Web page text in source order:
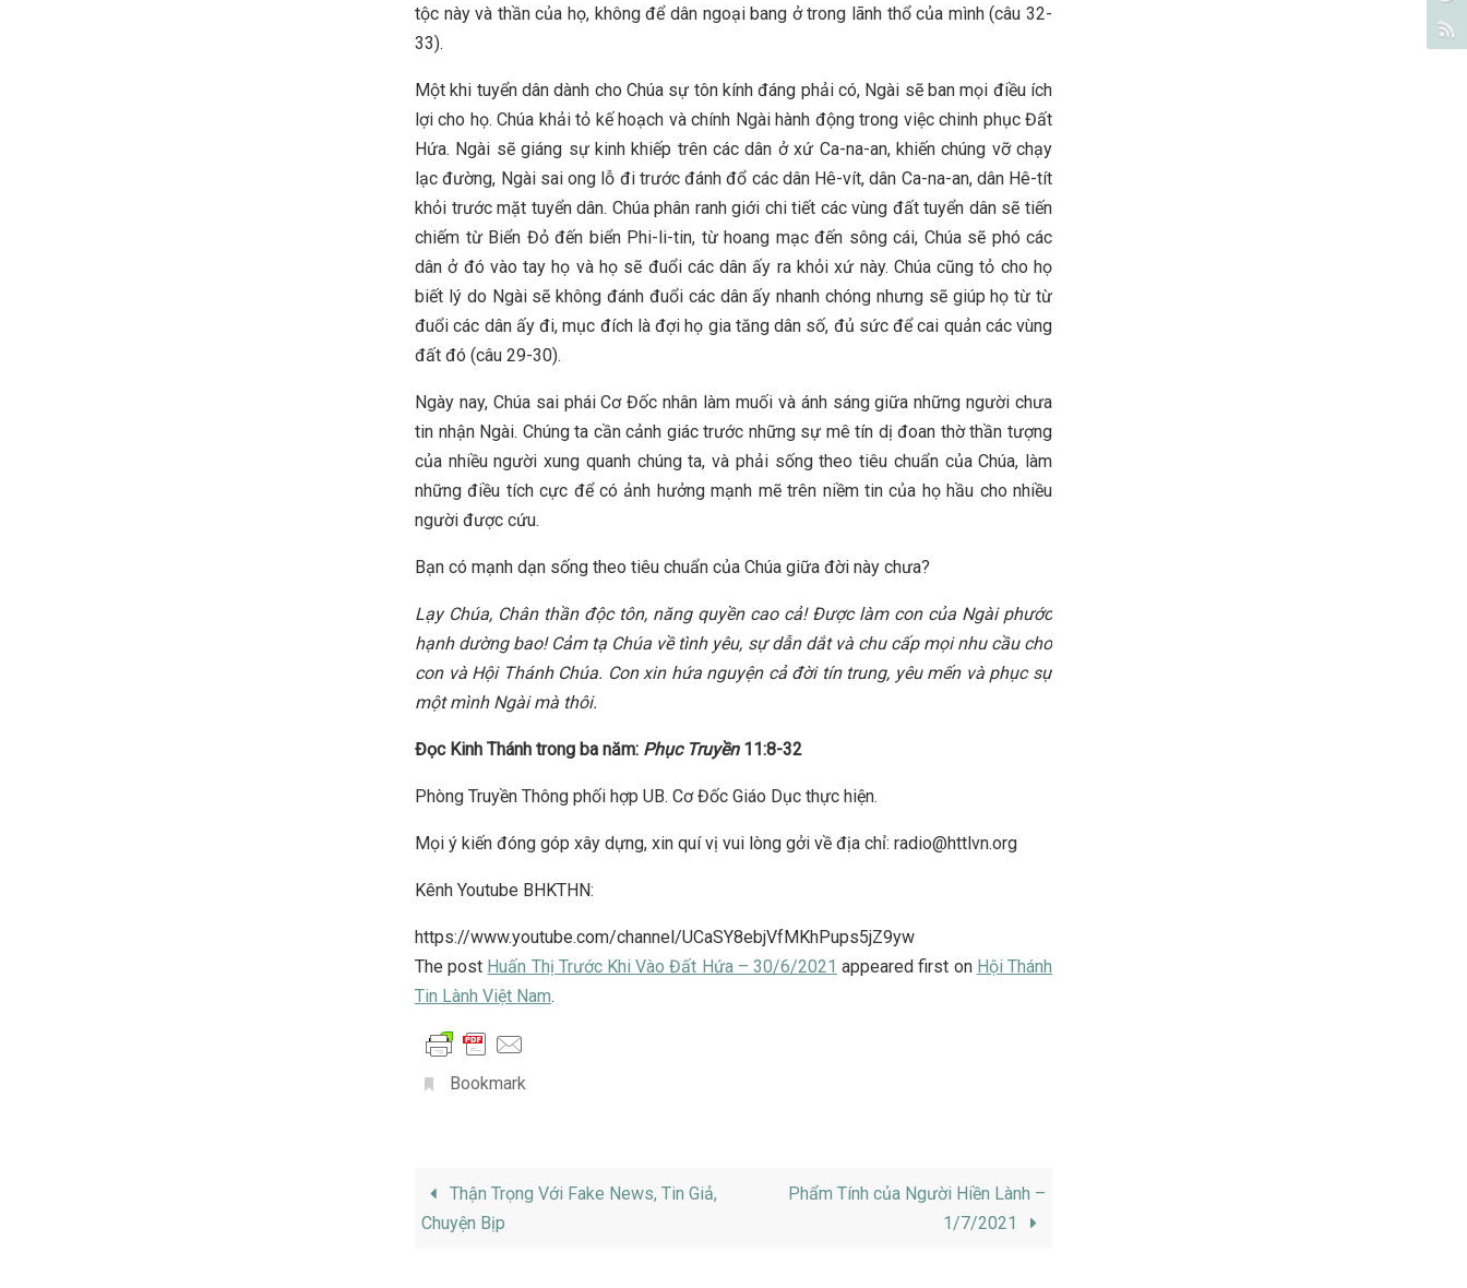
tộc này và thần của họ, không để dân ngoại bang ở trong lãnh thổ của mình (câu 32-
33).
Một khi tuyển dân dành cho Chúa sự tôn kính đáng phải có, Ngài sẽ ban mọi điều ích
lợi cho họ. Chúa khải tỏ kế hoạch và chính Ngài hành động trong việc chinh phục Đất
Hứa. Ngài sẽ giáng sự kinh khiếp trên các dân ở xứ Ca-na-an, khiến chúng vỡ chạy
lạc đường, Ngài sai ong lỗ đi trước đánh đổ các dân Hê-vít, dân Ca-na-an, dân Hê-tít
khỏi trước mặt tuyển dân. Chúa phân ranh giới chi tiết các vùng đất tuyển dân sẽ tiến
chiếm từ Biển Đỏ đến biển Phi-li-tin, từ hoang mạc đến sông cái, Chúa sẽ phó các
dân ở đó vào tay họ và họ sẽ đuổi các dân ấy ra khỏi xứ này. Chúa cũng tỏ cho họ
biết lý do Ngài sẽ không đánh đuổi các dân ấy nhanh chóng nhưng sẽ giúp họ từ từ
đuổi các dân ấy đi, mục đích là đợi họ gia tăng dân số, đủ sức để cai quản các vùng
đất đó (câu 29-30).
Ngày nay, Chúa sai phái Cơ Đốc nhân làm muối và ánh sáng giữa những người chưa
tin nhận Ngài. Chúng ta cần cảnh giác trước những sự mê tín dị đoan thờ thần tượng
của nhiều người xung quanh chúng ta, và phải sống theo tiêu chuẩn của Chúa, làm
những điều tích cực để có ảnh hưởng mạnh mẽ trên niềm tin của họ hầu cho nhiều
người được cứu.
Bạn có mạnh dạn sống theo tiêu chuẩn của Chúa giữa đời này chưa?
Lạy Chúa, Chân thần độc tôn, năng quyền cao cả! Được làm con của Ngài phước
hạnh dường bao! Cảm tạ Chúa về tình yêu, sự dẫn dắt và chu cấp mọi nhu cầu cho
con và Hội Thánh Chúa. Con xin hứa nguyện cả đời tín trung, yêu mến và phục sự
một mình Ngài mà thôi.
Đọc Kinh Thánh trong ba năm: Phục Truyền 11:8-32
Phòng Truyền Thông phối hợp UB. Cơ Đốc Giáo Dục thực hiện.
Mọi ý kiến đóng góp xây dựng, xin quí vị vui lòng gởi về địa chỉ: radio@httlvn.org
Kênh Youtube BHKTHN:
https://www.youtube.com/channel/UCaSY8ebjVfMKhPups5jZ9yw
The post Huấn Thị Trước Khi Vào Đất Hứa – 30/6/2021 appeared first on Hội Thánh
Tin Lành Việt Nam.
Bookmark.
Thận Trọng Với Fake News, Tin Giả,
Chuyện Bịp
Phẩm Tính của Người Hiền Lành –
1/7/2021